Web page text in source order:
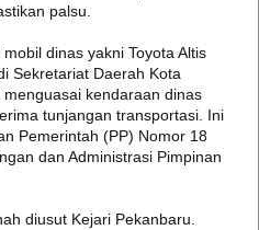
palsu.
dinas yakni Toyota Altis
Sekretariat Daerah Kota
kendaraan dinas
tunjangan transportasi. Ini
Pemerintah (PP) Nomor 18
dan Administrasi Pimpinan
diusut Kejari Pekanbaru.